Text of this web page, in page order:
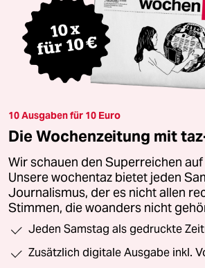
10 Ausgaben für 10 Euro
Die Wochenzeitung mit
Wir schauen den Superreichen auf
Unsere wochentaz bietet jeden
Journalismus, der es nicht allen
Stimmen, die woanders nicht
Jeden Samstag als gedruckte
Zusätzlich digitale Ausgabe inkl.